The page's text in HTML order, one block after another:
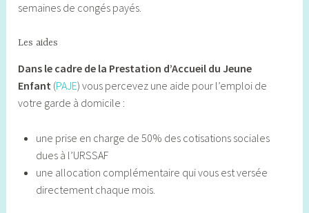
semaines de congés payés.
Les aides
Dans le cadre de la Prestation d’Accueil du Jeune
Enfant (PAJE) vous percevez une aide pour l’emploi de
votre garde à domicile :
une prise en charge de 50% des cotisations sociales
dues à l’URSSAF
une allocation complémentaire qui vous est versée
directement chaque mois.